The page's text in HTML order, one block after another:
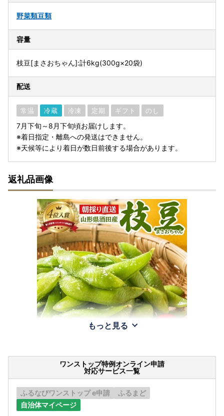
野菜類豆類
容量
枝豆[まさおちゃん]:計6kg(300g×20袋)
配送
常温 冷蔵 冷凍 定期 ギフト のし
7月下旬～8月下旬頃お届けします。
※着日指定・離島への発送はできません。
※天候等により着日が数日前後する場合があります。
返礼品画像
もっと見る
ワンストップ特例オンライン申請
対応サービス一覧
ふるなびワンストップ e申請
ふるまど
自治体マイページ